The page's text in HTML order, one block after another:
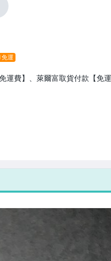
運
運費】、萊爾富取貨付款【免運
限次！